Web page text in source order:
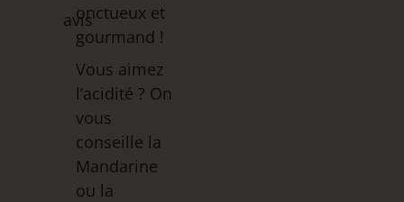
basé sur
notations
avisonctueux et
gourmand !
Vous aimez
l’acidité ? On
vous
conseille la
Mandarine
ou la